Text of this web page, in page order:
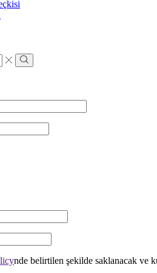
Search
nde belirtilen şekilde saklanacak ve